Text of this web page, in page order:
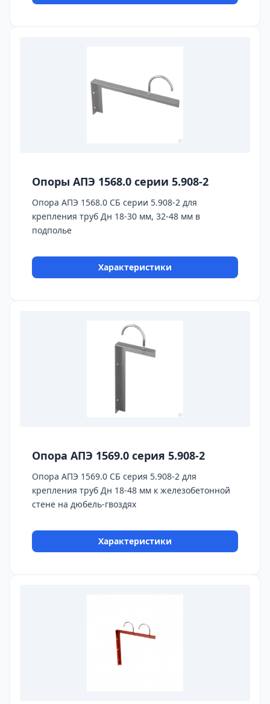
Опоры АПЭ 1568.0 серии 5.908-2
Опора АПЭ 1568.0 СБ серии 5.908-2 для
крепления труб Дн 18-30 мм, 32-48 мм в
подполье
Характеристики
Опора АПЭ 1569.0 серия 5.908-2
Опора АПЭ 1569.0 СБ серия 5.908-2 для
крепления труб Дн 18-48 мм к железобетонной
стене на дюбель-гвоздях
Характеристики